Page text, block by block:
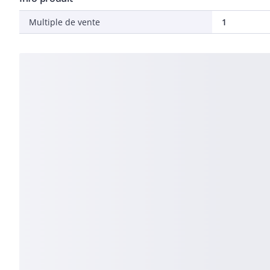
Multiple de vente 1